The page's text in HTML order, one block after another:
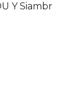
Y Siambr